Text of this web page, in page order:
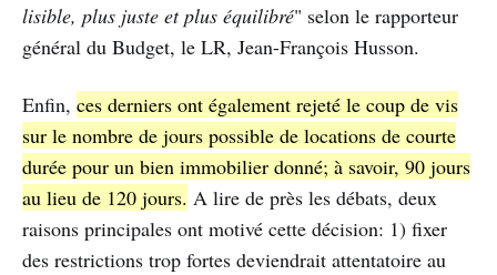
lisible, plus juste et plus équilibré" selon le rapporteur
général du Budget, le LR, Jean-François Husson.
Enfin, ces derniers ont également rejeté le coup de vis
sur le nombre de jours possible de locations de courte
durée pour un bien immobilier donné; à savoir, 90 jours
au lieu de 120 jours. A lire de près les débats, deux
raisons principales ont motivé cette décision: 1) fixer
des restrictions trop fortes deviendrait attentatoire au